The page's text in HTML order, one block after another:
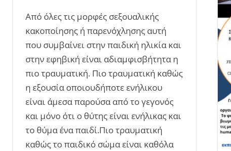
Από όλες τις μορφές σεξουαλικής
κακοποίησης ή παρενόχλησης αυτή
που συμβαίνει στην παιδική ηλικία και
στην εφηβική είναι αδιαμφισβήτητα η
πιο τραυματική. Πιο τραυματική καθώς
η εξουσία οποιουδήποτε ενήλικου
είναι άμεσα παρούσα από το γεγονός
και μόνο ότι ο θύτης είναι ενήλικας και
το θύμα ένα παιδί.Πιο τραυματική
καθώς το παιδικό σώμα είναι καθόλα